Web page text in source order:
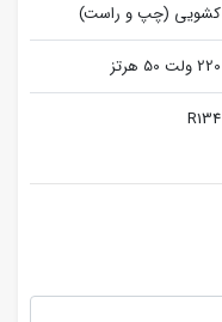
کشویی (چپ و راست)
220 ولت 50 هرتز
R134